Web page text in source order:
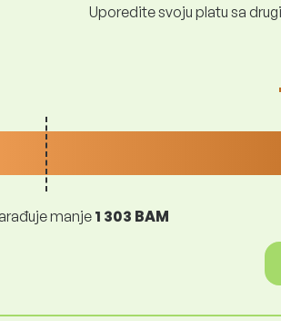
Uporedite svoju platu sa
manje 1 303 BAM